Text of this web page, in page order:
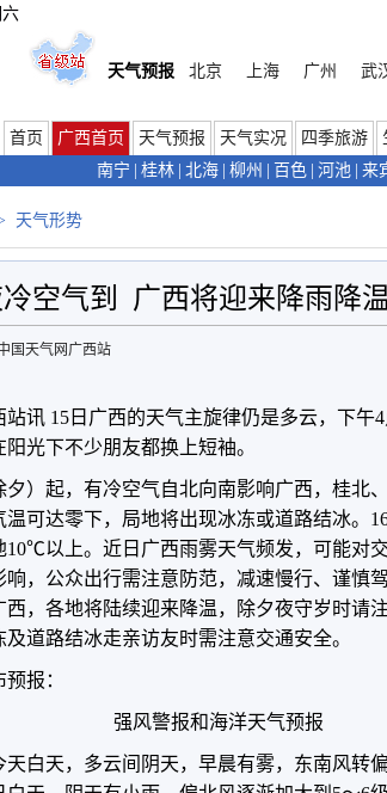
天气预报
北京 上海 广州 武
首页 广西首页 天气预报 天气实况 四季旅游
南宁
桂林 北海 柳州 百色 河池 来
天气形势
空气到  广西将迎来降雨降
国天气网广西站
站讯 15日广西的天气主旋律仍是多云，下午
光下不少朋友都换上短袖。
夕）起，有冷空气自北向南影响广西，桂北
可达零下，局地将出现冰冻或道路结冰。
以上。近日广西雨雾天气频发，可能对
，公众出行需注意防范，减速慢行、谨慎
，各地将陆续迎来降温，除夕夜守岁时请
道路结冰走亲访友时需注意交通安全。
报：
强风警报和海洋天气预报
天白天，多云间阴天，早晨有雾，东南风转